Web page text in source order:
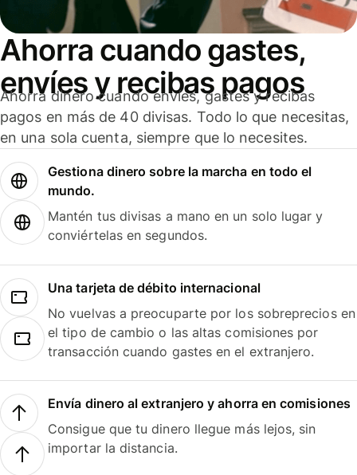
Ahorra cuando gastes,
envíes y recibas pagos
Ahorra dinero cuando envíes, gastes y recibas
pagos en más de 40 divisas. Todo lo que necesitas,
en una sola cuenta, siempre que lo necesites.
Gestiona dinero sobre la marcha en todo el
mundo.
Mantén tus divisas a mano en un solo lugar y
conviértelas en segundos.
Una tarjeta de débito internacional
No vuelvas a preocuparte por los sobreprecios en
el tipo de cambio o las altas comisiones por
transacción cuando gastes en el extranjero.
Envía dinero al extranjero y ahorra en comisiones
Consigue que tu dinero llegue más lejos, sin
importar la distancia.